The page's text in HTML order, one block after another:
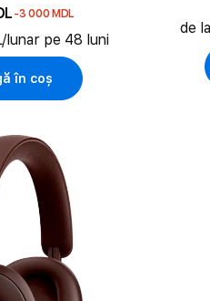
-3 000 MDL
lunar pe 48 luni
în coș
de